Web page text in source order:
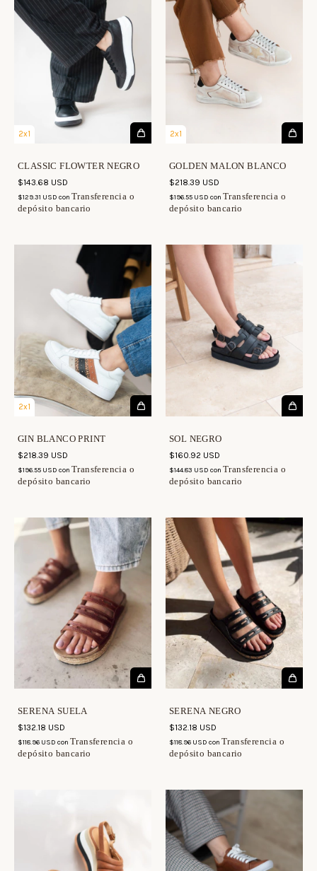
2x1
CLASSIC FLOWTER NEGRO
$143.68 USD
$129.31 USD con Transferencia o
depósito bancario
2x1
GOLDEN MALON BLANCO
$218.39 USD
$196.55 USD con Transferencia o
depósito bancario
2x1
GIN BLANCO PRINT
$218.39 USD
$196.55 USD con Transferencia o
depósito bancario
SOL NEGRO
$160.92 USD
$144.83 USD con Transferencia o
depósito bancario
SERENA SUELA
$132.18 USD
$118.96 USD con Transferencia o
depósito bancario
SERENA NEGRO
$132.18 USD
$118.96 USD con Transferencia o
depósito bancario